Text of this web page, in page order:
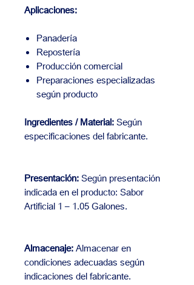
Aplicaciones:
Panadería
Repostería
Producción comercial
Preparaciones especializadas
según producto
Ingredientes / Material: Según
especificaciones del fabricante.
Presentación: Según presentación
indicada en el producto: Sabor
Artificial 1 – 1.05 Galones.
Almacenaje: Almacenar en
condiciones adecuadas según
indicaciones del fabricante.